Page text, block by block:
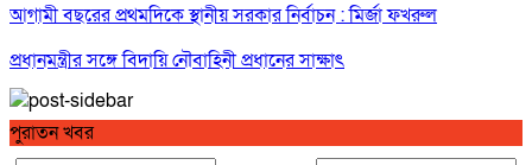
আগামী বছরের প্রথমদিকে স্থানীয় সরকার নির্বাচন : মির্জা ফখরুল
প্রধানমন্ত্রীর সঙ্গে বিদায়ি নৌবাহিনী প্রধানের সাক্ষাৎ
ভিডিওকাণ্ডে জামায়াত থেকে গাজী নজরুল ইসলাম বহিষ্কার
অতীত ভুলে বাংলাদেশে খেলতে আসবে ভারত, বিশ্বাস ক্রীড়া প্রতিমন্ত্রীর
পুরাতন খবর